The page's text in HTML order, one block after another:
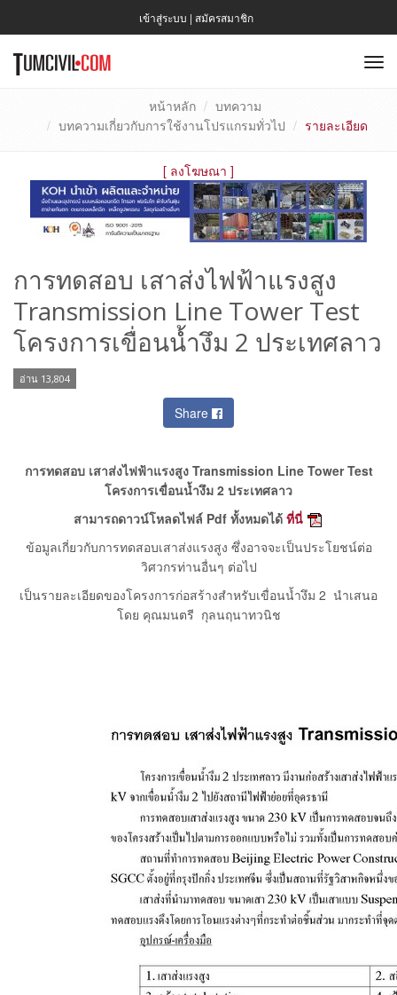
เข้าสู่ระบบ | สมัครสมาชิก
หน้าหลัก
บทความ
บทความเกี่ยวกับการใช้งานโปรแกรมทั่วไป
รายละเอียด
[ ลงโฆษณา ]
การทดสอบ เสาส่งไฟฟ้าแรงสูง
Transmission Line Tower Test
โครงการเขื่อนน้ำงึม 2 ประเทศลาว
อ่าน 13,804
Share
การทดสอบ เสาส่งไฟฟ้าแรงสูง Transmission Line Tower Test
โครงการเขื่อนน้ำงึม 2 ประเทศลาว
สามารถดาวน์โหลดไฟล์ Pdf ทั้งหมดได้ ที่นี่
ข้อมูลเกี่ยวกับการทดสอบเสาส่งแรงสูง ซึ่งอาจจะเป็นประโยชน์ต่อ
วิศวกรท่านอื่นๆ ต่อไป
เป็นรายละเอียดของโครงการก่อสร้างสำหรับเขื่อนน้ำงึม 2 นำเสนอ
โดย คุณมนตรี กุลนฤนาทวนิช